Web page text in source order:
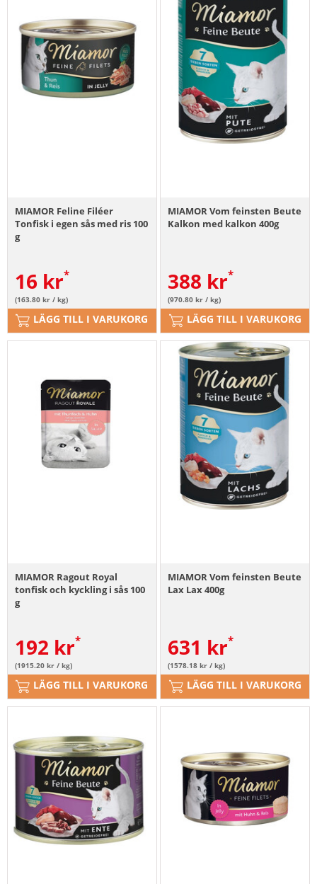
MIAMOR Feline Filéer
Tonfisk i egen sås med ris 100
g
16 kr
(163.80 kr / kg)
LÄGG TILL I VARUKORG
MIAMOR Vom feinsten Beute
Kalkon med kalkon 400g
388 kr
(970.80 kr / kg)
LÄGG TILL I VARUKORG
MIAMOR Ragout Royal
tonfisk och kyckling i sås 100
g
192 kr
(1915.20 kr / kg)
LÄGG TILL I VARUKORG
MIAMOR Vom feinsten Beute
Lax Lax 400g
631 kr
(1578.18 kr / kg)
LÄGG TILL I VARUKORG